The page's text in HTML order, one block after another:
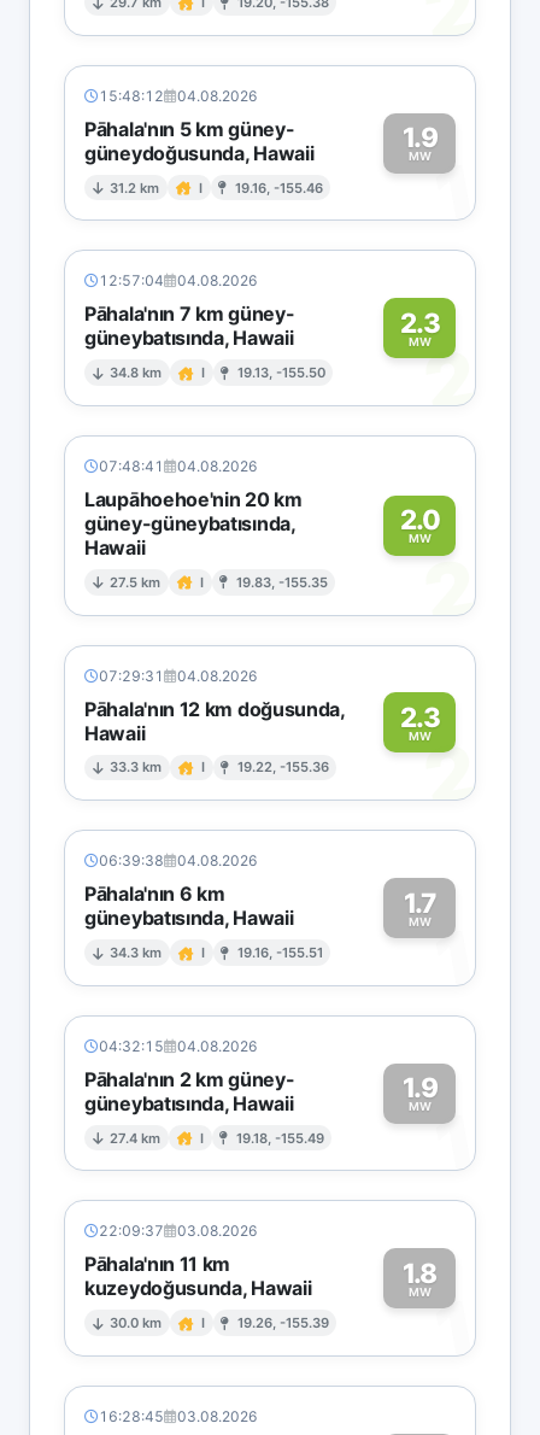
15:48:12 04.08.2026
Pāhala'nın 5 km güney-
güneydoğusunda, Hawaii
31.2 km I 19.16, -155.46
1.9
MW1
12:57:04 04.08.2026
Pāhala'nın 7 km güney-
güneybatısında, Hawaii
34.8 km I 19.13, -155.50
2.3
MW2
07:48:41 04.08.2026
Laupāhoehoe'nin 20 km
güney-güneybatısında,
Hawaii
27.5 km I 19.83, -155.35
2.0
MW
2
07:29:31 04.08.2026
Pāhala'nın 12 km doğusunda,
Hawaii
33.3 km I 19.22, -155.36
2.3
MW2
06:39:38 04.08.2026
Pāhala'nın 6 km
güneybatısında, Hawaii
34.3 km I 19.16, -155.51
1.7
MW1
04:32:15 04.08.2026
Pāhala'nın 2 km güney-
güneybatısında, Hawaii
27.4 km I 19.18, -155.49
1.9
MW1
22:09:37 03.08.2026
Pāhala'nın 11 km
kuzeydoğusunda, Hawaii
30.0 km I 19.26, -155.39
1.8
MW1
16:28:45 03.08.2026